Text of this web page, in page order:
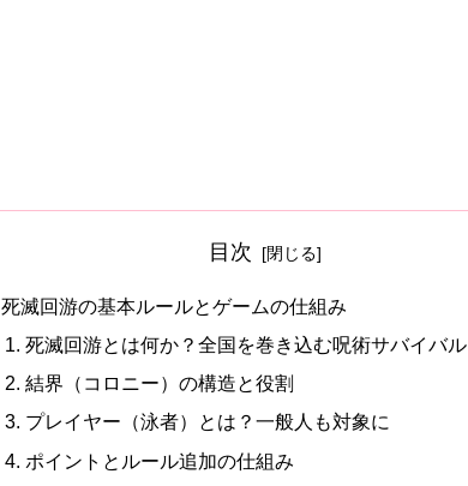
目次
死滅回游の基本ルールとゲームの仕組み
死滅回游とは何か？全国を巻き込む呪術サバイバル
結界（コロニー）の構造と役割
プレイヤー（泳者）とは？一般人も対象に
ポイントとルール追加の仕組み